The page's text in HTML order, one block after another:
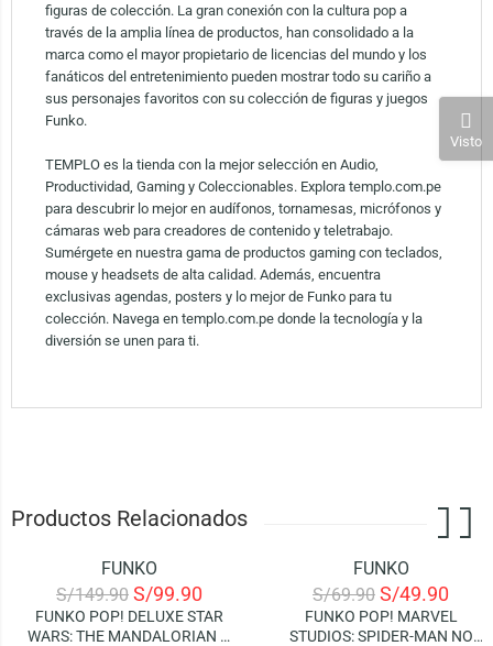
figuras de colección. La gran conexión con la cultura pop a
través de la amplia línea de productos, han consolidado a la
marca como el mayor propietario de licencias del mundo y los
fanáticos del entretenimiento pueden mostrar todo su cariño a
sus personajes favoritos con su colección de figuras y juegos
Funko.
TEMPLO es la tienda con la mejor selección en Audio,
Productividad, Gaming y Coleccionables. Explora templo.com.pe
para descubrir lo mejor en audífonos, tornamesas, micrófonos y
cámaras web para creadores de contenido y teletrabajo.
Sumérgete en nuestra gama de productos gaming con teclados,
mouse y headsets de alta calidad. Además, encuentra
exclusivas agendas, posters y lo mejor de Funko para tu
colección. Navega en templo.com.pe donde la tecnología y la
diversión se unen para ti.
Productos Relacionados
FUNKO
S/149.90 S/99.90
FUNKO POP! DELUXE STAR
WARS: THE MANDALORIAN –
FUNKO
S/69.90 S/49.90
FUNKO POP! MARVEL
STUDIOS: SPIDER-MAN NO
Visto